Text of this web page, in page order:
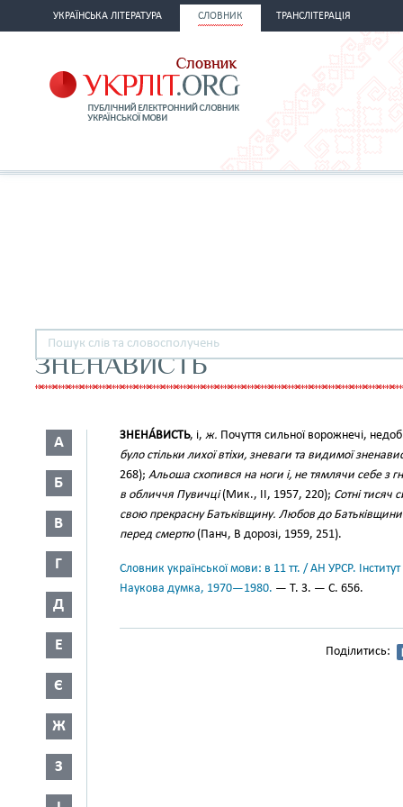
УКРАЇНСЬКА ЛІТЕРАТУРА СЛОВНИК ТРАНСЛІТЕРАЦІЯ
ЗНЕНАВИСТЬ
А
Б
В
Г
Д
Е
Є
Ж
З
ЗНЕНА́ВИСТЬ, і, ж. Почуття сильної ворожнечі,
було стільки лихої втіхи, зневаги та видимої
268); Альоша схопився на ноги і, не тямлячи себе з
в обличчя Пувичці(Мик., II, 1957, 220); Сотні тисяч
свою прекрасну Батьківщину. Любов до
перед смертю(Панч, В дорозі, 1959, 251).
Словник української мови: в 11 тт. / АН УРСР.
Наукова думка, 1970—1980. — Т. 3. — С. 656.
Поділитись: